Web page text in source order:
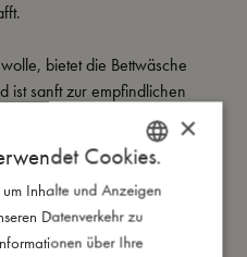
bietet die Bettwäsche
ist sanft zur empfindlichen
einen Kopfkissen- sowie
sicherzustellen, dass sie zu
DANISH
ENGLISH
×
Cookies.
Inhalte und Anzeigen
Datenverkehr zu
über Ihre